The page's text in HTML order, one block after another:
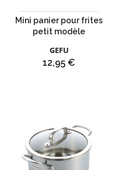
Mini panier pour frites
petit modèle
GEFU
Prix
12,95 €